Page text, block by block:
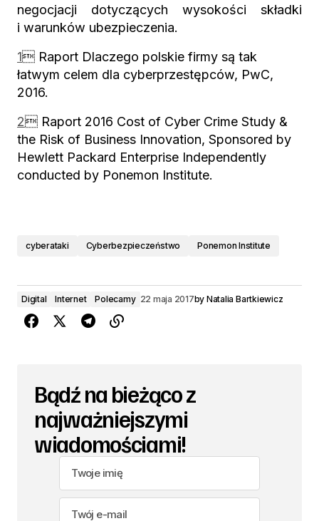
negocjacji dotyczących wysokości składki
i warunków ubezpieczenia.
1 Raport Dlaczego polskie firmy są tak
łatwym celem dla cyberprzestępców, PwC,
2016.
2 Raport 2016 Cost of Cyber Crime Study &
the Risk of Business Innovation, Sponsored by
Hewlett Packard Enterprise Independently
conducted by Ponemon Institute.
cyberataki Cyberbezpieczeństwo Ponemon Institute
Digital Internet Polecamy 22 maja 2017by Natalia Bartkiewicz
Bądź na bieżąco z
najważniejszymi
wiadomościami!